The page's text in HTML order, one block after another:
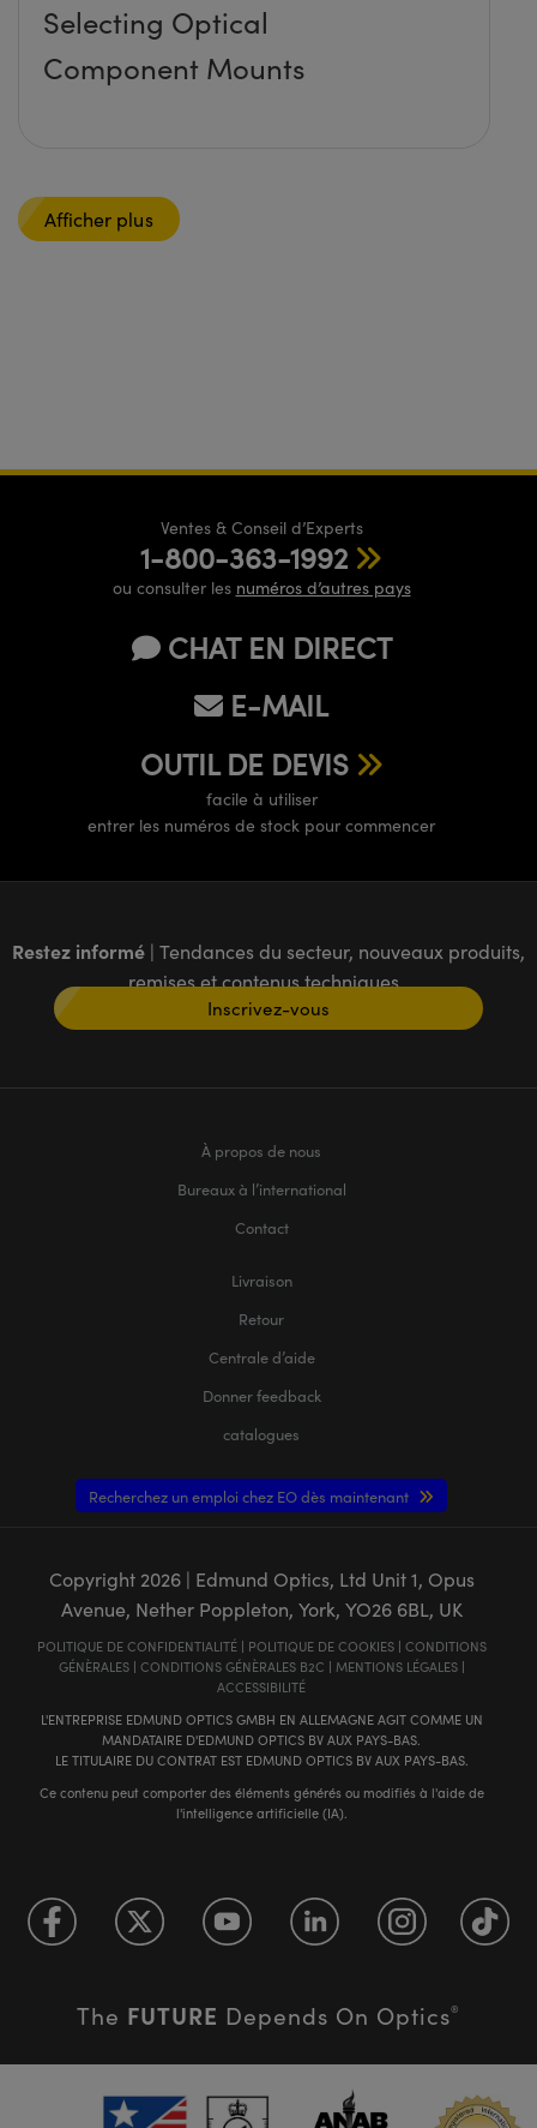
Selecting Optical
Component Mounts
Afficher plus
Ventes & Conseil d’Experts
1-800-363-1992
ou consulter les numéros d’autres pays
CHAT EN DIRECT
E-MAIL
OUTIL DE DEVIS
facile à utiliser
entrer les numéros de stock pour commencer
Restez informé | Tendances du secteur, nouveaux produits,
remises et contenus techniques
Inscrivez-vous
À propos de nous
Bureaux à l’international
Contact
Livraison
Retour
Centrale d’aide
Donner feedback
catalogues
Recherchez un emploi chez EO dès maintenant
Copyright 2026| Edmund Optics, Ltd Unit 1, Opus
Avenue, Nether Poppleton, York, YO26 6BL, UK
POLITIQUE DE CONFIDENTIALITÉ| POLITIQUE DE COOKIES| CONDITIONS
GÉNÈRALES| CONDITIONS GÉNÈRALES B2C | MENTIONS LÉGALES|
ACCESSIBILITÉ
L'ENTREPRISE EDMUND OPTICS GMBH EN ALLEMAGNE AGIT COMME UN
MANDATAIRE D'EDMUND OPTICS BV AUX PAYS-BAS.
LE TITULAIRE DU CONTRAT EST EDMUND OPTICS BV AUX PAYS-BAS.
Ce contenu peut comporter des éléments générés ou modifiés à l'aide de
l'intelligence artificielle (IA).
The FUTURE Depends On Optics®